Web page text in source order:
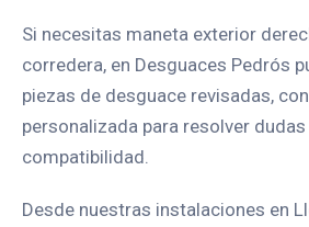
Si necesitas maneta exterior
corredera, en Desguaces Pedrós
piezas de desguace revisadas,
personalizada para resolver
compatibilidad.
Desde nuestras instalaciones en